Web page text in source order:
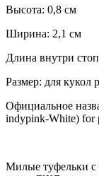
Высота: 0,8 см
Ширина: 2,1 см
Длина внутри
Размер: для кукол
Официальное
indypink-White) for
Милые туфельки с